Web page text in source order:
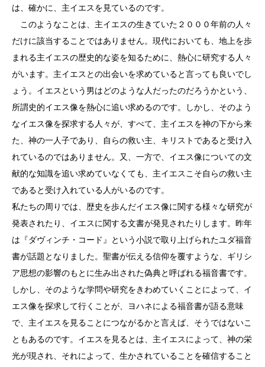
は、確かに、主イエスを見ているのです。
このようなことは、主イエスの生きていた２０００年前の人々
だけに該当することではありません。現代においても、地上を歩
まれる主イエスの歴史的な姿を知るために、熱心に研究する人々
がいます。主イエスとの出会いを求めていると言っても良いでし
ょう。イエスという男はどのような人だったのだろうかという、
所謂史的イエス像を熱心に追い求めるのです。しかし、そのよう
なイエス像を探求する人々が、すべて、主イエスを神の下から来
た、神の一人子であり、自らの救い主、キリストであると受け入
れているのではありません。又、一方で、イエス像についての文
献的な知識を追い求めていなくても、主イエスこそ自らの救い主
であると受け入れている人がいるのです。
私たちの周りでは、歴史を歩んだイエス像に関する様々な研究が
発表されたり、イエスに関する文書が発見されたりします。昨年
は『ダヴィンチ・コード』という小説で取り上げられたユダ福音
書が話題となりました。聖書が伝える信仰を覆すような、ギリシ
ア思想の影響のもとに生み出された偽典と呼ばれる福音書です。
しかし、そのような学問や研究をきわめていくことによって、イ
エス像を探求して行くことが、ヨハネによる福音書が語る意味
で、主イエスを見ることにつながるかと言えば、そうではないこ
ともあるのです。イエスを見るとは、主イエスによって、神の栄
光が現され、それによって、生かされていることを確信すること